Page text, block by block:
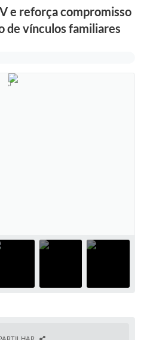
e reforça compromisso
de vínculos familiares